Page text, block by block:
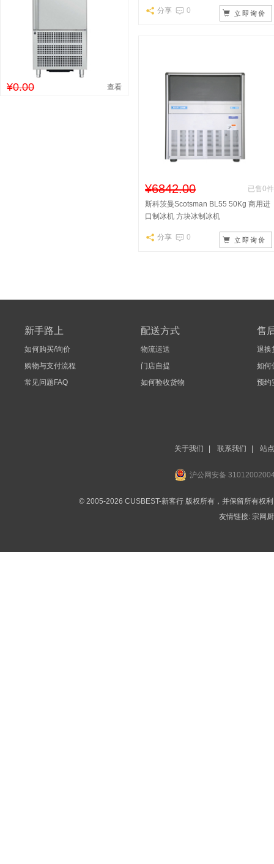
¥0.00 查看
分享 0
¥6842.00
已售0件
斯科茨曼Scotsman BL55 50Kg 商用进
口制冰机 方块冰制冰机
分享 0
新手路上
如何购买/询价
购物与支付流程
常见问题FAQ
配送方式
物流运送
门店自提
如何验收货物
售
退换
如何
预约
关于我们 联系我们 站
沪公网安备
© 2005-2026 CUSBEST-新客行 版权所有，并保留所有权
友情链接: 宗网